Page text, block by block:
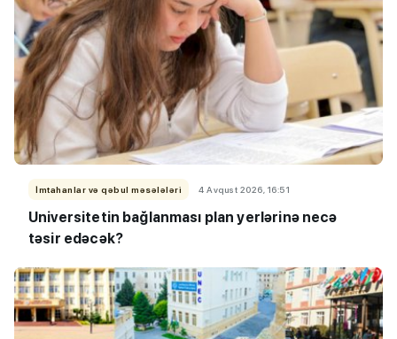
İmtahanlar və qəbul məsələləri 4 Avqust 2026, 16:51
Universitetin bağlanması plan yerlərinə necə
təsir edəcək?